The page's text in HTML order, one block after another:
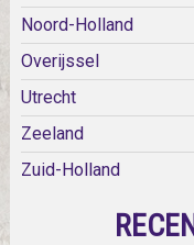
Noord-Holland
Overijssel
Utrecht
Zeeland
Zuid-Holland